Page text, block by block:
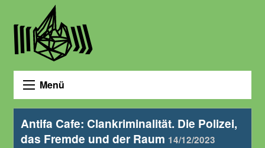
Menü
Antifa Cafe: Clankriminalität. Die Polizei,
das Fremde und der Raum 14/12/2023